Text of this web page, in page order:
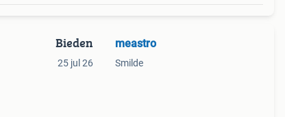
Bieden
25 jul 26
meastro
Smilde